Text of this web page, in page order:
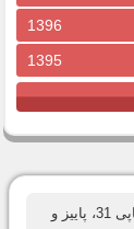
1396
1395
معارف عقلی، سال 1395، جلد دهم، شماره دوم، پیاپی 31، پاییز و